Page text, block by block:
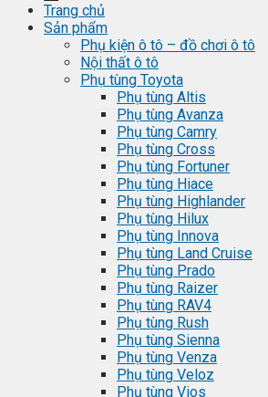
Trang chủ
Sản phẩm
Phụ kiện ô tô – đồ chơi ô tô
Nội thất ô tô
Phụ tùng Toyota
Phụ tùng Altis
Phụ tùng Avanza
Phụ tùng Camry
Phụ tùng Cross
Phụ tùng Fortuner
Phụ tùng Hiace
Phụ tùng Highlander
Phụ tùng Hilux
Phụ tùng Innova
Phụ tùng Land Cruise
Phụ tùng Prado
Phụ tùng Raizer
Phụ tùng RAV4
Phụ tùng Rush
Phụ tùng Sienna
Phụ tùng Venza
Phụ tùng Veloz
Phụ tùng Vios